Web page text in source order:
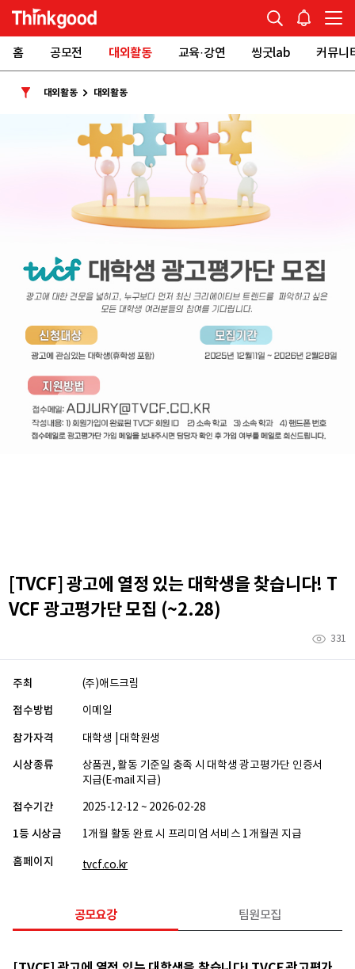
홈 공모전 대외활동 교육·강연 씽굿lab 커뮤니
대외활동 대외활동
[TVCF] 광고에 열정 있는 대학생을 찾습니다! T
VCF 광고평가단 모집 (~2.28)
331
주최 (주)애드크림
접수방법 이메일
참가자격 대학생 | 대학원생
시상종류
상품권, 활동 기준일 충족 시 대학생 광고평가단 인증서
지급(E-mail 지급)
접수기간 2025-12-12 ~ 2026-02-28
1등 시상금 1개월 활동 완료 시 프리미엄 서비스 1개월권 지급
홈페이지 tvcf.co.kr
공모요강 팀원모집